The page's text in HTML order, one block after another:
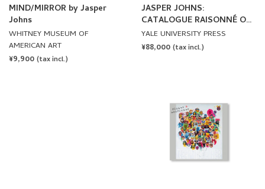
MIND/MIRROR by Jasper
Johns
WHITNEY MUSEUM OF
AMERICAN ART
REGULAR
¥9,900 (tax incl.)
JASPER JOHNS:
CATALOGUE RAISONNÉ OF
PAINTING AND SCULPTURE
by Roberta Bernstein
YALE UNIVERSITY PRESS
REGULAR
¥88,000 (tax incl.)